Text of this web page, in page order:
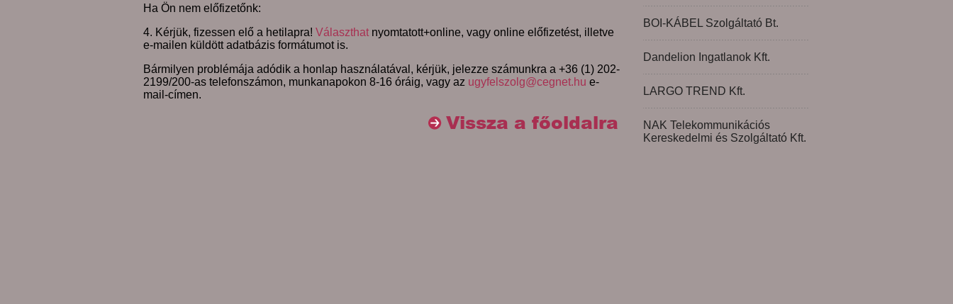
Ha Ön nem előfizetőnk:
4. Kérjük, fizessen elő a hetilapra! Választhat nyomtatott+online, vagy online előfizetést, illetve
e-mailen küldött adatbázis formátumot is.
Bármilyen problémája adódik a honlap használatával, kérjük, jelezze számunkra a +36 (1) 202-
2199/200-as telefonszámon, munkanapokon 8-16 óráig, vagy az ugyfelszolg@cegnet.hu e-
mail-címen.
Vissza a főoldalra
BOI-KÁBEL Szolgáltató Bt.
Dandelion Ingatlanok Kft.
LARGO TREND Kft.
NAK Telekommunikációs
Kereskedelmi és Szolgáltató Kft.